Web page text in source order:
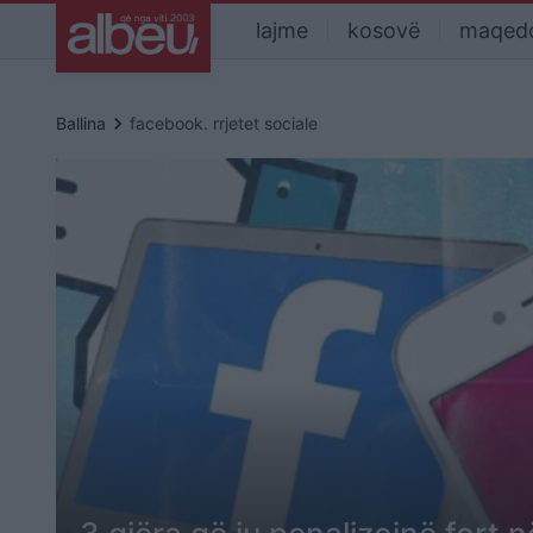
lajme kosovë
Ballina keyboard_arrow_right facebook. rrjetet sociale